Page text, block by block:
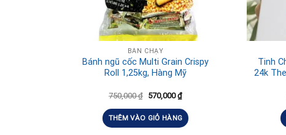
BÁN CHẠY
Bánh ngũ cốc Multi Grain Crispy
Roll 1,25kg, Hàng Mỹ
750,000₫ 570,000₫
THÊM VÀO GIỎ HÀNG
Tinh
24k